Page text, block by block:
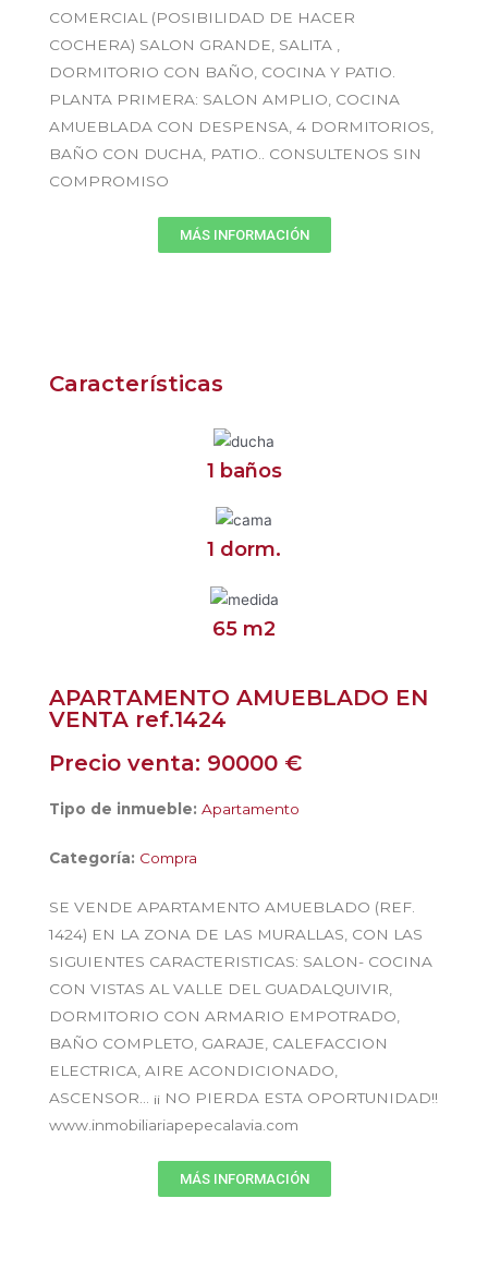
COMERCIAL (POSIBILIDAD DE HACER
COCHERA) SALON GRANDE, SALITA ,
DORMITORIO CON BAÑO, COCINA Y PATIO.
PLANTA PRIMERA: SALON AMPLIO, COCINA
AMUEBLADA CON DESPENSA, 4 DORMITORIOS,
BAÑO CON DUCHA, PATIO.. CONSULTENOS SIN
COMPROMISO
MÁS INFORMACIÓN
Características
1 baños
1 dorm.
65 m2
APARTAMENTO AMUEBLADO EN
VENTA ref.1424
Precio venta: 90000 €
Tipo de inmueble: Apartamento
Categoría: Compra
SE VENDE APARTAMENTO AMUEBLADO (REF.
1424) EN LA ZONA DE LAS MURALLAS, CON LAS
SIGUIENTES CARACTERISTICAS: SALON- COCINA
CON VISTAS AL VALLE DEL GUADALQUIVIR,
DORMITORIO CON ARMARIO EMPOTRADO,
BAÑO COMPLETO, GARAJE, CALEFACCION
ELECTRICA, AIRE ACONDICIONADO,
ASCENSOR… ¡¡ NO PIERDA ESTA OPORTUNIDAD!!
www.inmobiliariapepecalavia.com
MÁS INFORMACIÓN